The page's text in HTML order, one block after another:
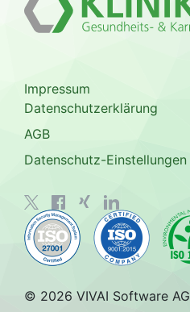
Impressum
Datenschutzerklärung
AGB
Datenschutz-Einstellungen
© 2026 VIVAI Software AG